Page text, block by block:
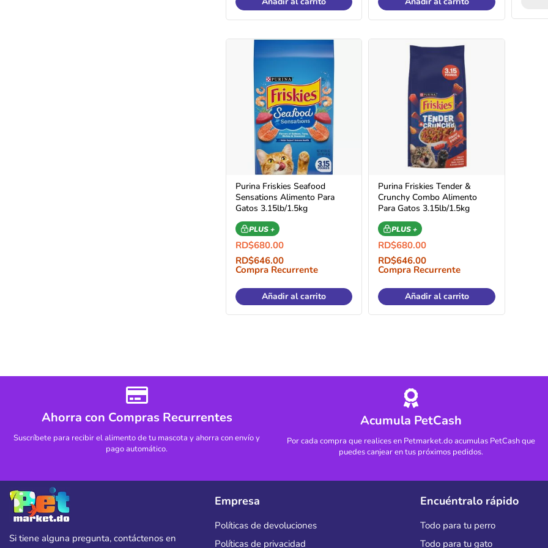
Purina Friskies Seafood
Sensations Alimento Para
Gatos 3.15lb/1.5kg
PLUS +
RD$680.00
RD$646.00
Compra Recurrente
Añadir al carrito
Purina Friskies Tender &
Crunchy Combo Alimento
Para Gatos 3.15lb/1.5kg
PLUS +
RD$680.00
RD$646.00
Compra Recurrente
Añadir al carrito
Ahorra con Compras Recurrentes
Suscríbete para recibir el alimento de tu mascota y ahorra con envío y
pago automático.
Acumula PetCash
Por cada compra que realices en Petmarket.do acumulas PetCash que
puedes canjear en tus próximos pedidos.
Si tiene alguna pregunta, contáctenos en
Empresa
Políticas de devoluciones
Políticas de privacidad
Encuéntralo rápido
Todo para tu perro
Todo para tu gato